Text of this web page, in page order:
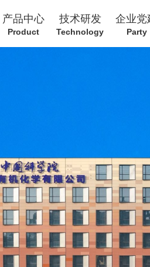
产品中心
Product
技术研发
Technology
企业党
Party